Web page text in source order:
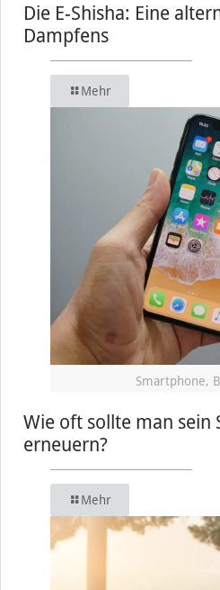
Die E-Shisha: Eine
Dampfens
Mehr
Smartphone,
Wie oft sollte man sein
erneuern?
Mehr